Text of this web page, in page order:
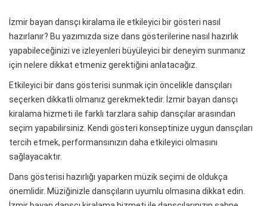
İzmir bayan dansçı kiralama ile etkileyici bir gösteri nasıl
hazırlanır? Bu yazımızda size dans gösterilerine nasıl hazırlık
yapabileceğinizi ve izleyenleri büyüleyici bir deneyim sunmanız
için nelere dikkat etmeniz gerektiğini anlatacağız.
Etkileyici bir dans gösterisi sunmak için öncelikle dansçıları
seçerken dikkatli olmanız gerekmektedir. İzmir bayan dansçı
kiralama hizmeti ile farklı tarzlara sahip dansçılar arasından
seçim yapabilirsiniz. Kendi gösteri konseptinize uygun dansçıları
tercih etmek, performansınızın daha etkileyici olmasını
sağlayacaktır.
Dans gösterisi hazırlığı yaparken müzik seçimi de oldukça
önemlidir. Müziğinizle dansçıların uyumlu olmasına dikkat edin.